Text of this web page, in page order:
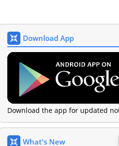
Download App
Download the app for updated
What's New